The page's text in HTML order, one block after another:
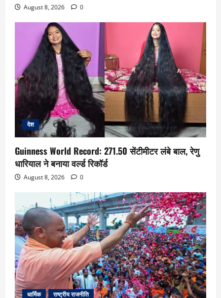
August 8, 2026 0
देश
Guinness World Record: 271.50 सेंटीमीटर लंबे बाल, रेणु
धारियाल ने बनाया वर्ल्ड रिकॉर्ड
August 8, 2026 0
धार्मिक राष्ट्रीय राजनीति